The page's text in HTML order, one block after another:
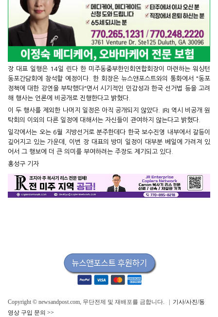
장 대표 일행은 14일 린다 한 미주동중부한인회연합회장이 마련하는 워싱턴
동포간담회에 참석할 예정이다. 한 회장은 뉴스앤포스트와의 통화에서 "동포
정책에 대한 강연을 부탁했다"면서 시기적인 민감성과 한국 선거법 등을 고려
해 행사는 언론에 비공개로 진행한다고 밝혔다.
이 두 행사를 제외한 나머지 일정은 아직 공개되지 않았다. IRI 역시 비공개 원
탁회의 이외의 다른 일정에 대해서는 자신들이 관여하지 않는다고 밝혔다.
일각에서는 오는 6월 지방선거로 분주한데다 한국 보수진영 내부에서 갈등이
깊어지고 있는 가운데, 이번 장 대표의 방미 일정이 대부분 베일에 가려져 있
어서 그 행보에 더 큰 의미를 부여하려는 주장도 제기되고 있다.
홍성구 기자
Copyright © newsandpost.com, 무단전제 및 재배포를 금합니다. | 기사/사진/동
영상 구입 문의 >>